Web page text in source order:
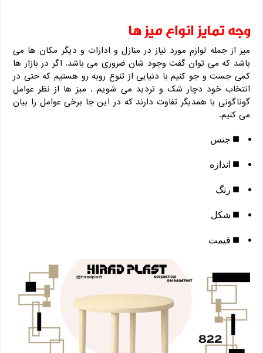
وجه تمایز انواع میز ها
میز از جمله لوازم مورد نیاز در منازل و ادارات و دیگر مکان ها می
باشد که می توان گفت وجود شان ضروری می باشد. اگر در بازار ها
کمی جست و جو کنیم با دنیایی از تنوع روبه رو هستیم که حتی در
انتخاب خود دچار شک و تردید می شویم . میز ها از نظر عوامل
گوناگونی با همدیگر تفاوت دارند که در این جا برخی عوامل را بیان
می کنیم.
جنس
اندازه
رنگ
شکل
قیمت